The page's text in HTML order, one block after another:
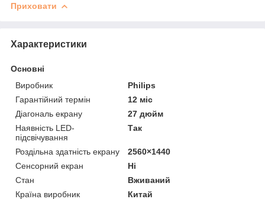
Приховати
Характеристики
Основні
Виробник
Philips
Гарантійний термін
12 міс
Діагональ екрану
27 дюйм
Наявність LED-
підсвічування
Так
Роздільна здатність екрану
2560×1440
Сенсорний екран
Ні
Стан
Вживаний
Країна виробник
Китай